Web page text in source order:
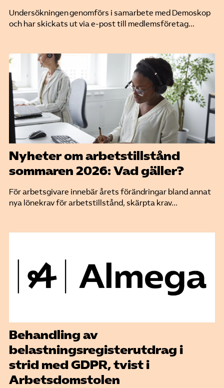
Undersökningen genomförs i samarbete med Demoskop
och har skickats ut via e-post till medlemsföretag...
Nyheter om arbetstillstånd
sommaren 2026: Vad gäller?
För arbetsgivare innebär årets förändringar bland annat
nya lönekrav för arbetstillstånd, skärpta krav...
Behandling av
belastningsregisterutdrag i
strid med GDPR, tvist i
Arbetsdomstolen